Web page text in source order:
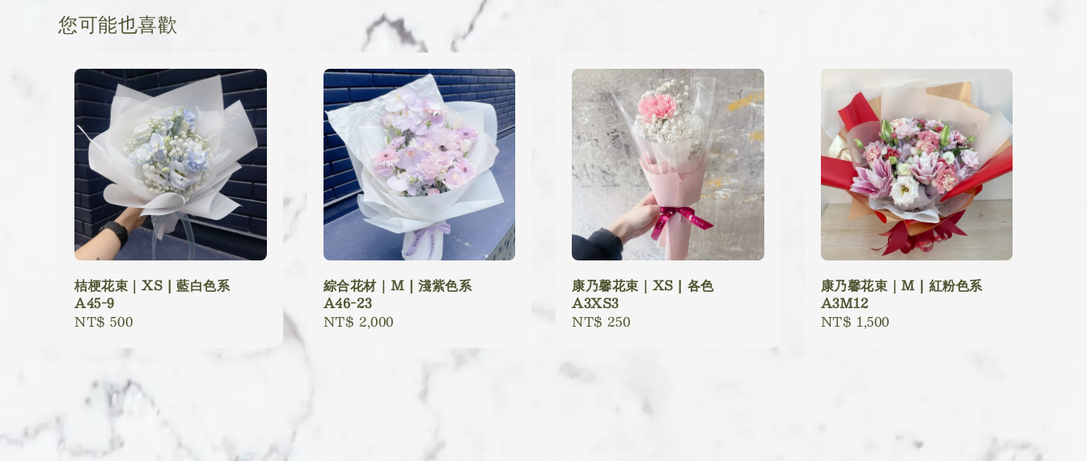
您可能也喜歡
桔梗花束｜XS | 藍白色系
A45-9
Regular
NT$ 500
綜合花材｜M | 淺紫色系
A46-23
Regular
NT$ 2,000
康乃馨花束｜XS | 各色
A3XS3
Regular
NT$ 250
康乃馨花束｜M | 紅粉色系
A3M12
Regular
NT$ 1,500